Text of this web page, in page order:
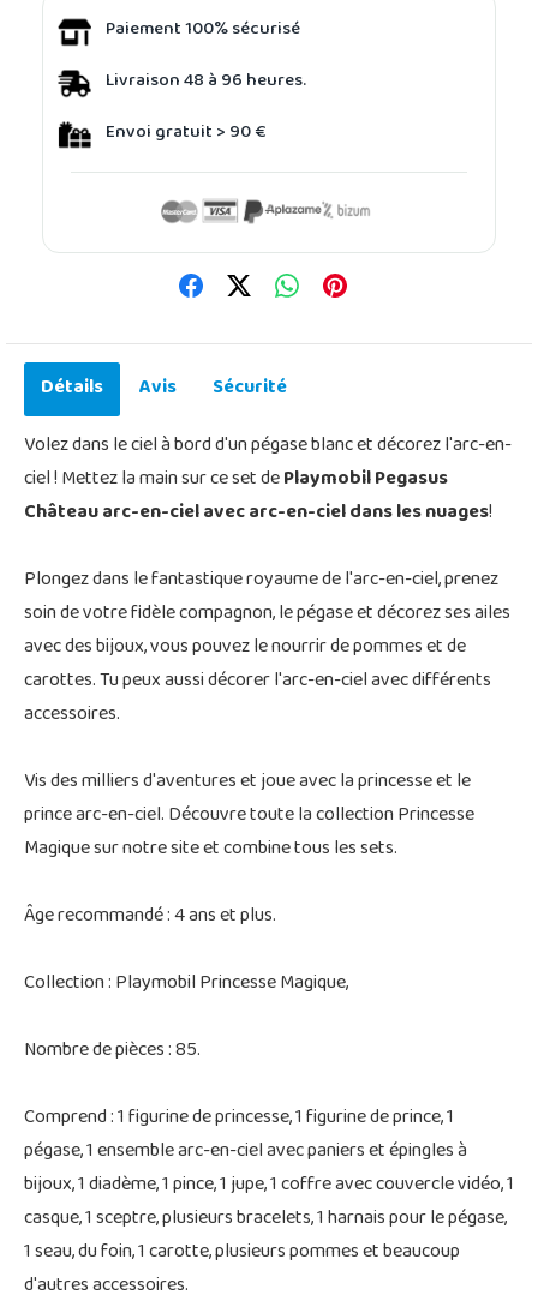
Paiement 100% sécurisé
Livraison 48 à 96 heures.
Envoi gratuit > 90 €
Détails Avis
Sécurité
Volez dans le ciel à bord d'un pégase blanc et décorez l'arc-en-
ciel ! Mettez la main sur ce set dePlaymobil Pegasus
Château arc-en-ciel avec arc-en-ciel dans les nuages!
Plongez dans le fantastique royaume de l'arc-en-ciel, prenez
soin de votre fidèle compagnon, le pégase et décorez ses ailes
avec des bijoux, vous pouvez le nourrir de pommes et de
carottes. Tu peux aussi décorer l'arc-en-ciel avec différents
accessoires.
Vis des milliers d'aventures et joue avec la princesse et le
prince arc-en-ciel. Découvre toute la collection Princesse
Magique sur notre site et combine tous les sets.
Âge recommandé : 4 ans et plus.
Collection : Playmobil Princesse Magique,
Nombre de pièces : 85.
Comprend : 1 figurine de princesse, 1 figurine de prince, 1
pégase, 1 ensemble arc-en-ciel avec paniers et épingles à
bijoux, 1 diadème, 1 pince, 1 jupe, 1 coffre avec couvercle vidéo, 1
casque, 1 sceptre, plusieurs bracelets, 1 harnais pour le pégase,
1 seau, du foin, 1 carotte, plusieurs pommes et beaucoup
d'autres accessoires.